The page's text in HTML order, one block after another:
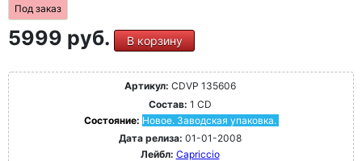
Под заказ
5999 руб. В корзину
Артикул: CDVP 135606
Состав: 1 CD
Состояние: Новое. Заводская упаковка.
Дата релиза: 01-01-2008
Лейбл: Capriccio